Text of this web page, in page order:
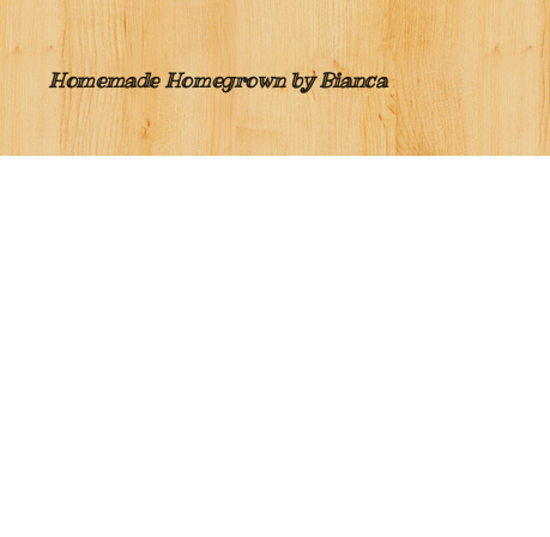
Homemade Homegrown by Bianca